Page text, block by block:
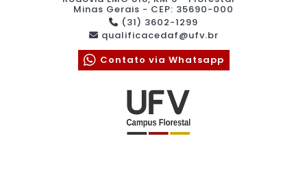
Minas Gerais - CEP: 35690-000
(31) 3602-1299
qualificacedaf@ufv.br
Contato via Whatsapp